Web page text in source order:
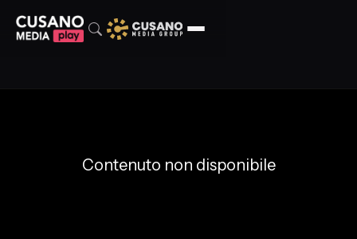
Contenuto non disponibile